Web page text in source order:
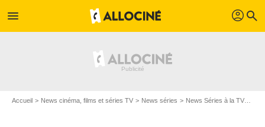
menu profil search
Accueil News cinéma, films et séries TV News séries News Séries à la TV